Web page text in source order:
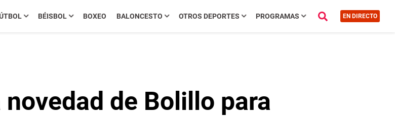
BÉISBOL BOXEO BALONCESTO OTROS DEPORTES PROGRAMAS EN DIRECTO
de Bolillo para